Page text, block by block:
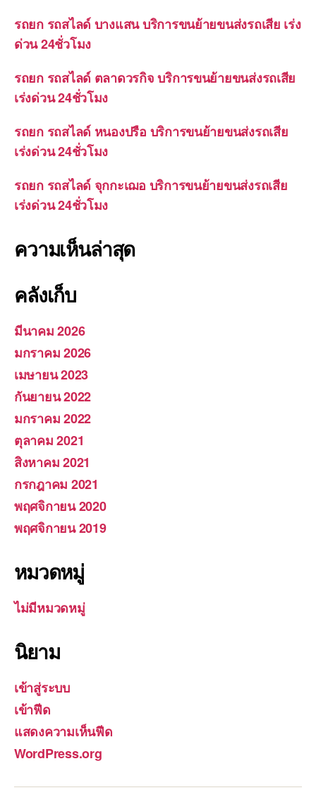
รถยก รถสไลด์ บางแสน บริการขนย้ายขนส่งรถเสีย เร่ง
ด่วน 24ชั่วโมง
รถยก รถสไลด์ ตลาดวรกิจ บริการขนย้ายขนส่งรถเสีย
เร่งด่วน 24ชั่วโมง
รถยก รถสไลด์ หนองปรือ บริการขนย้ายขนส่งรถเสีย
เร่งด่วน 24ชั่วโมง
รถยก รถสไลด์ จุกกะเฌอ บริการขนย้ายขนส่งรถเสีย
เร่งด่วน 24ชั่วโมง
ความเห็นล่าสุด
คลังเก็บ
มีนาคม 2026
มกราคม 2026
เมษายน 2023
กันยายน 2022
มกราคม 2022
ตุลาคม 2021
สิงหาคม 2021
กรกฎาคม 2021
พฤศจิกายน 2020
พฤศจิกายน 2019
หมวดหมู่
ไม่มีหมวดหมู่
นิยาม
เข้าสู่ระบบ
เข้าฟีด
แสดงความเห็นฟีด
WordPress.org